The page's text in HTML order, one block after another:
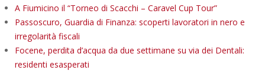
A Fiumicino il “Torneo di Scacchi – Caravel Cup Tour”
Passoscuro, Guardia di Finanza: scoperti lavoratori in nero e
irregolarità fiscali
Focene, perdita d’acqua da due settimane su via dei Dentali:
residenti esasperati